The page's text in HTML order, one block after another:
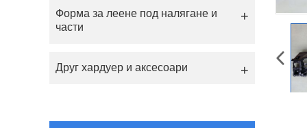
Форма за леене под налягане и
части
Друг хардуер и аксесоари